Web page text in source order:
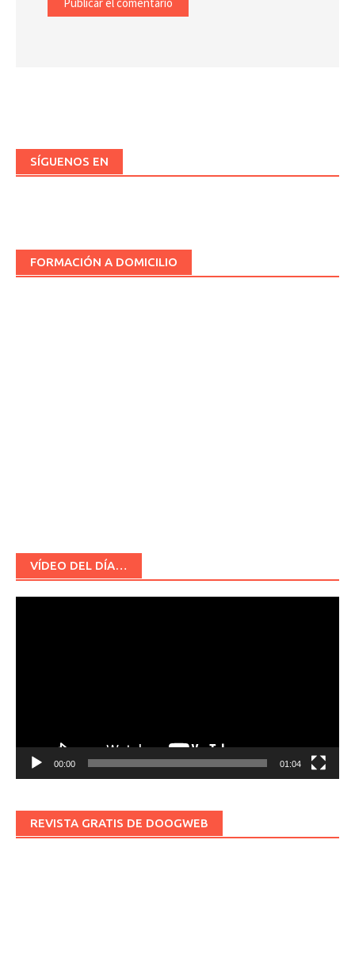
SÍGUENOS EN
FORMACIÓN A DOMICILIO
VÍDEO DEL DÍA…
00:00 01:04
REVISTA GRATIS DE DOOGWEB